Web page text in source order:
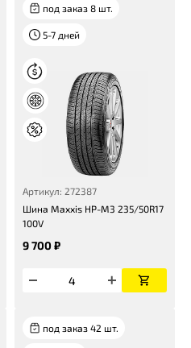
под заказ 8 шт.
5-7 дней
Артикул: 272387
Шина Maxxis HP-M3 235/50R17
100V
9 700 ₽
под заказ 42 шт.